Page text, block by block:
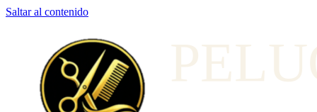
Saltar al contenido